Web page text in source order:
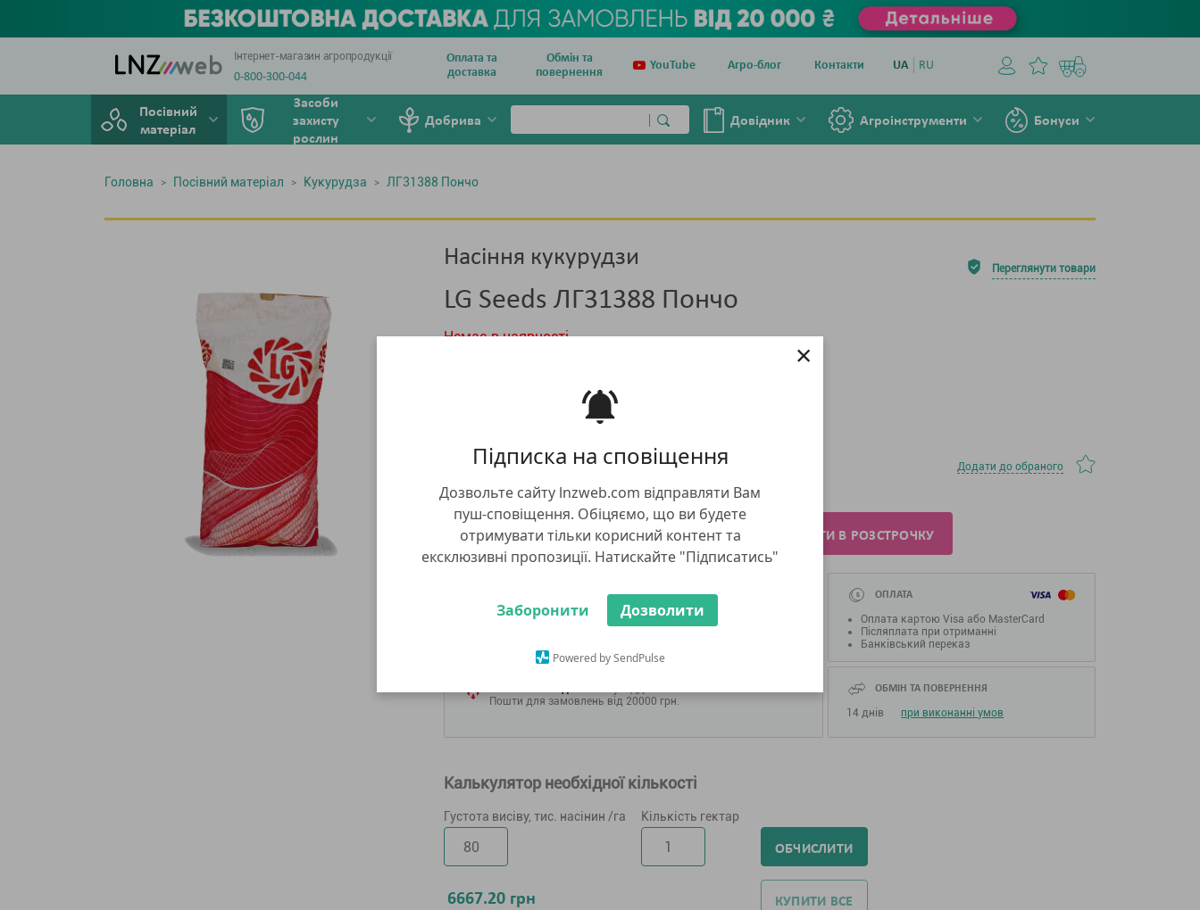
Підписка на сповіщення
Дозвольте сайту lnzweb.com відправляти Вам
пуш-сповіщення. Обіцяємо, що ви будете
отримувати тільки корисний контент та
ексклюзивні пропозиції. Натискайте "Підписатись"
Заборонити Дозволити
Powered by SendPulse
×
Інтернет-магазин агропродукції
0-800-300-044
Оплата та
доставка
Обмін та
повернення
YouTube Агро-блог Контакти UA RU
Посівний
матеріал
Засоби
захисту
рослин
Добрива Довiдник Агроінструменти Бонуси
Головна Посівний матеріал Кукурудза ЛГ31388 Пончо
Переглянути товари
Насіння кукурудзи
LG Seeds ЛГ31388 Пончо
Немає в наявності
4 167.00 грн
6 667.20грн/га Додати до обраного
ДО КОШИКУ КУПИТИ В 1 КЛІК КУПИТИ В РОЗСТРОЧКУ
Доставка у відділення Нової Пошти
Пошти для замовлень від 20000 грн.
ОПЛАТА
Оплата картою Visa або MasterCard
Післяплата при отриманні
Банківський переказ
ОБМІН ТА ПОВЕРНЕННЯ
14 днів при виконанні умов
Калькулятор необхідної кількості
Густота висіву, тис. насінин /га Кількість гектар
ОБЧИСЛИТИ
6667.20 грн КУПИТИ ВСЕ